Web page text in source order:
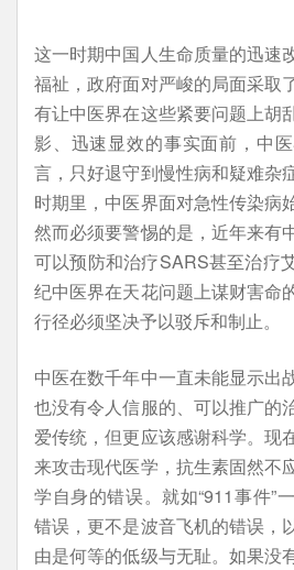
这一时期中国人生命质量的迅速
福祉，政府面对严峻的局面采取
有让中医界在这些紧要问题上胡
影、迅速显效的事实面前，中
言，只好退守到慢性病和疑难杂
时期里，中医界面对急性传染病
然而必须要警惕的是，近年来有
可以预防和治疗SARS甚至治疗
纪中医界在天花问题上谋财害命
行径必须坚决予以驳斥和制止。
中医在数千年中一直未能显示出
也没有令人信服的、可以推广的
爱传统，但更应该感谢科学。现
来攻击现代医学，抗生素固然不
学自身的错误。就如“911事件”
错误，更不是波音飞机的错误，
由是何等的低级与无耻。如果没